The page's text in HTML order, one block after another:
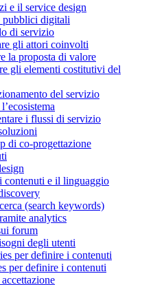
e il service design
pubblici digitali
di servizio
gli attori coinvolti
la proposta di valore
gli elementi costitutivi del
del servizio
i flussi di servizio
di co-progettazione
contenuti e il linguaggio
(search keywords)
analytics
forum
degli utenti
per definire i contenuti
per definire i contenuti